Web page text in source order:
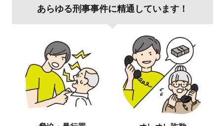
あらゆる刑事事件に精通しています！